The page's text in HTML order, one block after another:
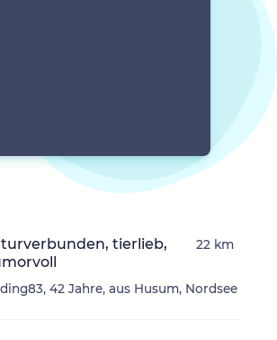
tierlieb,
42 Jahre, aus Husum, Nordsee
22 km